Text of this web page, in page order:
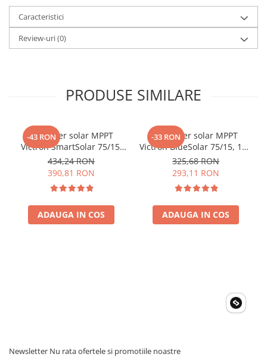
Greutate (kg) 1.8;
Va rugam sa consultati cartea tehnica pentru detalii
complete!
Caracteristici
Review-uri(0)
PRODUSE SIMILARE
-43 RON
Controler solar MPPT
Victron SmartSolar 75/15,
15A 12V/24V, cu Bluetooth
integrat
434,24 RON
390,81 RON
ADAUGA IN COS
-33 RON
Controler solar MPPT
Victron BlueSolar 75/15, 15A
pentru sisteme solare 12V
si 24V
325,68 RON
293,11 RON
ADAUGA IN COS
Newsletter Nu rata ofertele si promotiile noastre